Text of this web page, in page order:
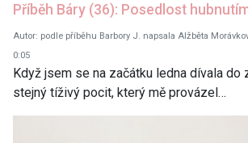
Příběh Báry (36): Posedlost
Autor: podle příběhu Barbory J. napsala Alžběta
0:05
Když jsem se na začátku ledna dívala do
stejný tíživý pocit, který mě provázel…